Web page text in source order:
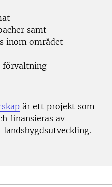
samt
inom området
förvaltning
är ett projekt som
finansieras av
landsbygdsutveckling.